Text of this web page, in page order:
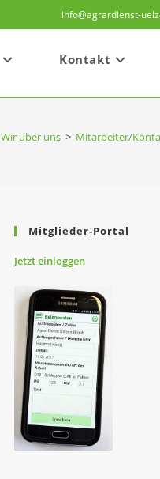
info@agrardienst-
Kontakt
Wir über uns > Mitarbeiter/
Mitglieder-Portal
Jetzteinloggen